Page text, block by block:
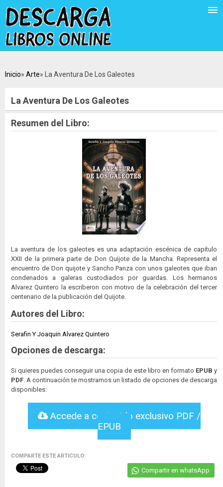
Inicio Arte La Aventura De Los Galeotes
La Aventura De Los Galeotes
Resumen del Libro:
La aventura de los galeotes es una adaptación escénica de capítulo
XXII de la primera parte de Don Quijote de la Mancha. Representa el
encuentro de Don quijote y Sancho Panza con unos galeotes que iban
condenados a galeras custodiados por guardas. Los hermanos
Alvarez Quintero la escriberon con motivo de la celebración del tercer
centenario de la publicación del Quijote.
Autores del Libro:
Serafin Y Joaquin Alvarez Quintero
Opciones de descarga:
Si quieres puedes conseguir una copia de este libro en formato EPUB y
PDF . A continuación te mostramos un listado de opciones de descarga
disponibles:
Accede a contenido exclusivo PDF /
EPUB
COMPARTE ESTE ARTICULO:
Compartir en whatsApp